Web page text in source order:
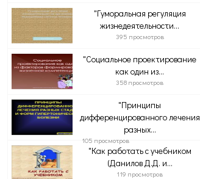
"Гуморальная регуляция
жизнедеятельности...
395 просмотров
"Социальное проектирование
как один из...
358 просмотров
"Принципы
дифференцированного лечения
разных...
105 просмотров
"Как работать с учебником
(Данилов Д.Д. и...
119 просмотров